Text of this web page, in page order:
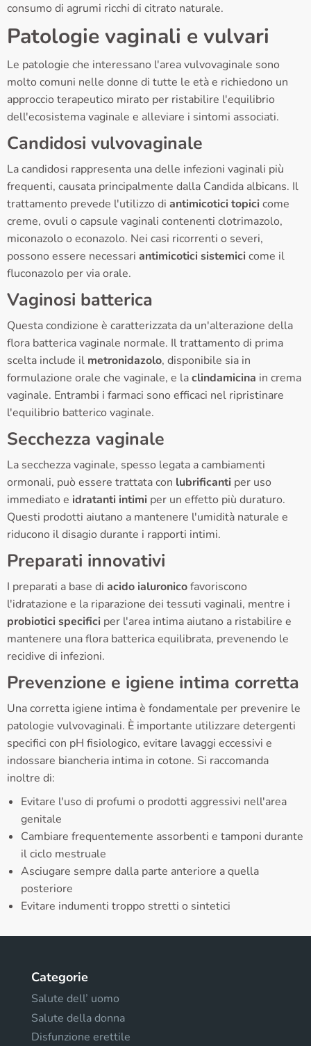
consumo di agrumi ricchi di citrato naturale.
Patologie vaginali e vulvari
Le patologie che interessano l'area vulvovaginale sono
molto comuni nelle donne di tutte le età e richiedono un
approccio terapeutico mirato per ristabilire l'equilibrio
dell'ecosistema vaginale e alleviare i sintomi associati.
Candidosi vulvovaginale
La candidosi rappresenta una delle infezioni vaginali più
frequenti, causata principalmente dalla Candida albicans. Il
trattamento prevede l'utilizzo di antimicotici topicicome
creme, ovuli o capsule vaginali contenenti clotrimazolo,
miconazolo o econazolo. Nei casi ricorrenti o severi,
possono essere necessari antimicotici sistemicicome il
fluconazolo per via orale.
Vaginosi batterica
Questa condizione è caratterizzata da un'alterazione della
flora batterica vaginale normale. Il trattamento di prima
scelta include il metronidazolo, disponibile sia in
formulazione orale che vaginale, e laclindamicina in crema
vaginale. Entrambi i farmaci sono efficaci nel ripristinare
l'equilibrio batterico vaginale.
Secchezza vaginale
La secchezza vaginale, spesso legata a cambiamenti
ormonali, può essere trattata con lubrificanti per uso
immediato e idratanti intimi per un effetto più duraturo.
Questi prodotti aiutano a mantenere l'umidità naturale e
riducono il disagio durante i rapporti intimi.
Preparati innovativi
I preparati a base di acido ialuronicofavoriscono
l'idratazione e la riparazione dei tessuti vaginali, mentre i
probiotici specifici per l'area intima aiutano a ristabilire e
mantenere una flora batterica equilibrata, prevenendo le
recidive di infezioni.
Prevenzione e igiene intima corretta
Una corretta igiene intima è fondamentale per prevenire le
patologie vulvovaginali. È importante utilizzare detergenti
specifici con pH fisiologico, evitare lavaggi eccessivi e
indossare biancheria intima in cotone. Si raccomanda
inoltre di:
Evitare l'uso di profumi o prodotti aggressivi nell'area
genitale
Cambiare frequentemente assorbenti e tamponi durante
il ciclo mestruale
Asciugare sempre dalla parte anteriore a quella
posteriore
Evitare indumenti troppo stretti o sintetici
Categorie
Salute dell’ uomo
Salute della donna
Disfunzione erettile